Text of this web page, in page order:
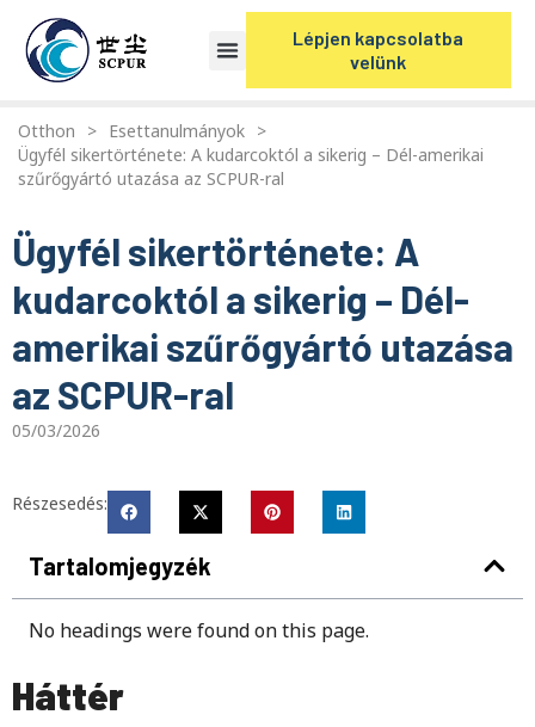
Lépjen kapcsolatba
velünk
Otthon > Esettanulmányok >
Ügyfél sikertörténete: A kudarcoktól a sikerig – Dél-amerikai
szűrőgyártó utazása az SCPUR-ral
Ügyfél sikertörténete: A
kudarcoktól a sikerig – Dél-
amerikai szűrőgyártó utazása
az SCPUR-ral
05/03/2026
Részesedés:
Tartalomjegyzék
No headings were found on this page.
Háttér